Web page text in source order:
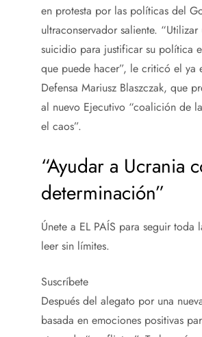
en protesta por las políticas del
ultraconservador saliente.
suicidio para justificar su política
que puede hacer”, le criticó el ya
Defensa Mariusz Blaszczak, que
al nuevo Ejecutivo “coalición de
el caos”.
“Ayudar a Ucrania
determinación”
Únete a EL PAÍS para seguir toda
leer sin límites.
Suscríbete
Después del alegato por una
basada en emociones positivas